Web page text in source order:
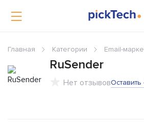
Главная Категории Email-
RuSender
Нет отзывовОставить